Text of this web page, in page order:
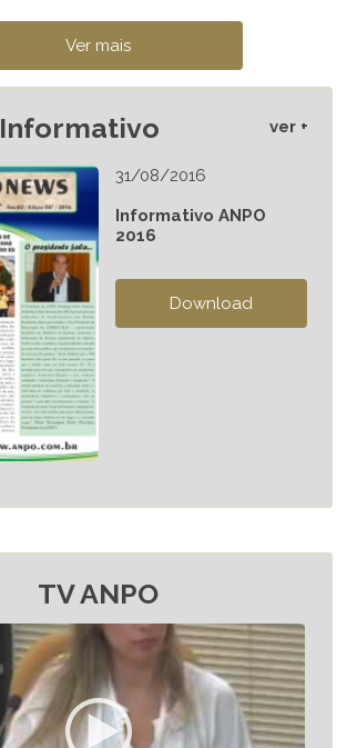
Informativo ver +
31/08/2016
Informativo ANPO
2016
TV ANPO